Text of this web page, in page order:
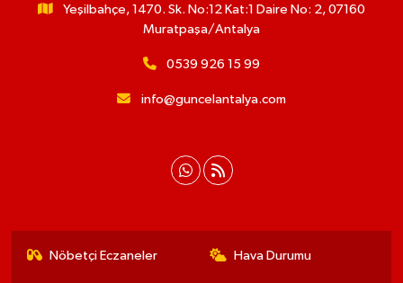
Yeşilbahçe, 1470. Sk. No:12 Kat:1 Daire No: 2, 07160
Muratpaşa/Antalya
0539 926 15 99
info@guncelantalya.com
Nöbetçi Eczaneler Hava Durumu